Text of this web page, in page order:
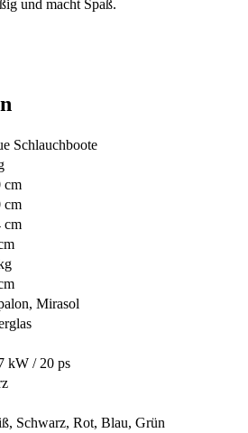
und macht Spaß.
Schlauchboote
cm
cm
cm
Mirasol
kW / 20 ps
Schwarz, Rot, Blau, Grün